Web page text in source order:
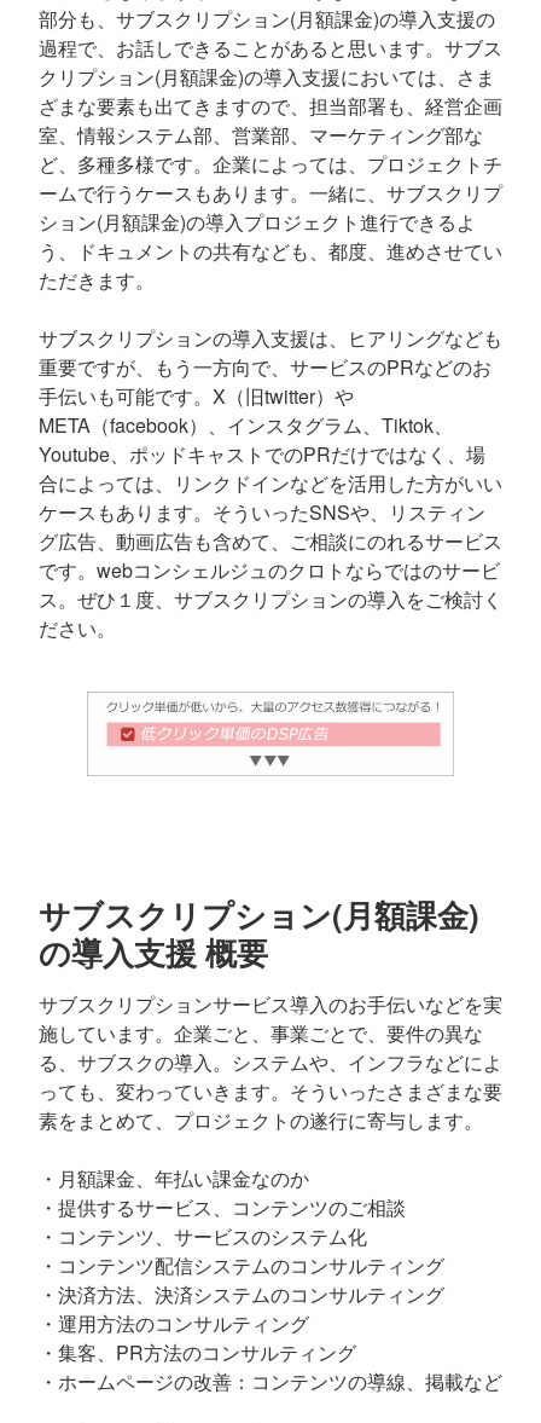
部分も、サブスクリプション(月額課金)の導入支援の
過程で、お話しできることがあると思います。サブス
クリプション(月額課金)の導入支援においては、さま
ざまな要素も出てきますので、担当部署も、経営企画
室、情報システム部、営業部、マーケティング部な
ど、多種多様です。企業によっては、プロジェクトチ
ームで行うケースもあります。一緒に、サブスクリプ
ション(月額課金)の導入プロジェクト進行できるよ
う、ドキュメントの共有なども、都度、進めさせてい
ただきます。
サブスクリプションの導入支援は、ヒアリングなども
重要ですが、もう一方向で、サービスのPRなどのお
手伝いも可能です。X（旧twitter）や
META（facebook）、インスタグラム、Tiktok、
Youtube、ポッドキャストでのPRだけではなく、場
合によっては、リンクドインなどを活用した方がいい
ケースもあります。そういったSNSや、リスティン
グ広告、動画広告も含めて、ご相談にのれるサービス
です。webコンシェルジュのクロトならではのサービ
ス。ぜひ１度、サブスクリプションの導入をご検討く
ださい。
サブスクリプション(月額課金)
の導入支援 概要
サブスクリプションサービス導入のお手伝いなどを実
施しています。企業ごと、事業ごとで、要件の異な
る、サブスクの導入。システムや、インフラなどによ
っても、変わっていきます。そういったさまざまな要
素をまとめて、プロジェクトの遂行に寄与します。
・月額課金、年払い課金なのか
・提供するサービス、コンテンツのご相談
・コンテンツ、サービスのシステム化
・コンテンツ配信システムのコンサルティング
・決済方法、決済システムのコンサルティング
・運用方法のコンサルティング
・集客、PR方法のコンサルティング
・ホームページの改善：コンテンツの導線、掲載など